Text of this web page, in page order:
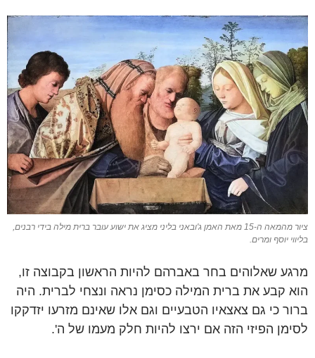
ציור מהמאה ה-15 מאת האמן ג'ובאני בליני מציג את ישוע עובר ברית מילה בידי רבנים,
בליווי יוסף ומרים.
מרגע שאלוהים בחר באברהם להיות הראשון בקבוצה זו,
הוא קבע את ברית המילה כסימן נראה ונצחי לברית. היה
ברור כי גם צאצאיו הטבעיים וגם אלו שאינם מזרעו יזדקקו
לסימן הפיזי הזה אם ירצו להיות חלק מעמו של ה'.